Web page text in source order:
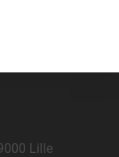
Lille